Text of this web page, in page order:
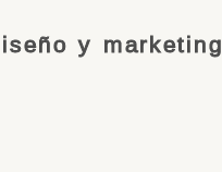
y marketing